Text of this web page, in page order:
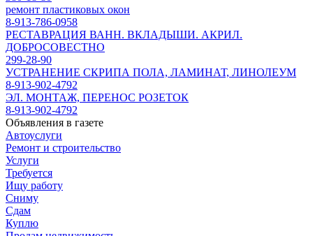
ремонт пластиковых окон
8-913-786-0958
РЕСТАВРАЦИЯ ВАНН. ВКЛАДЫШИ. АКРИЛ.
ДОБРОСОВЕСТНО
299-28-90
УСТРАНЕНИЕ СКРИПА ПОЛА, ЛАМИНАТ, ЛИНОЛЕУМ
8-913-902-4792
ЭЛ. МОНТАЖ, ПЕРЕНОС РОЗЕТОК
8-913-902-4792
Объявления в газете
Автоуслуги
Ремонт и строительство
Услуги
Требуется
Ищу работу
Сниму
Сдам
Куплю